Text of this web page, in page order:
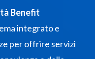
Benefit
integrato e
per offrire servizi